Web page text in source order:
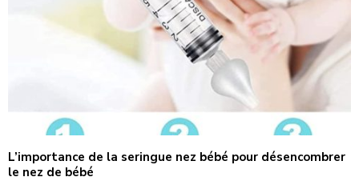
L’importance de la seringue nez bébé pour désencombrer
le nez de bébé